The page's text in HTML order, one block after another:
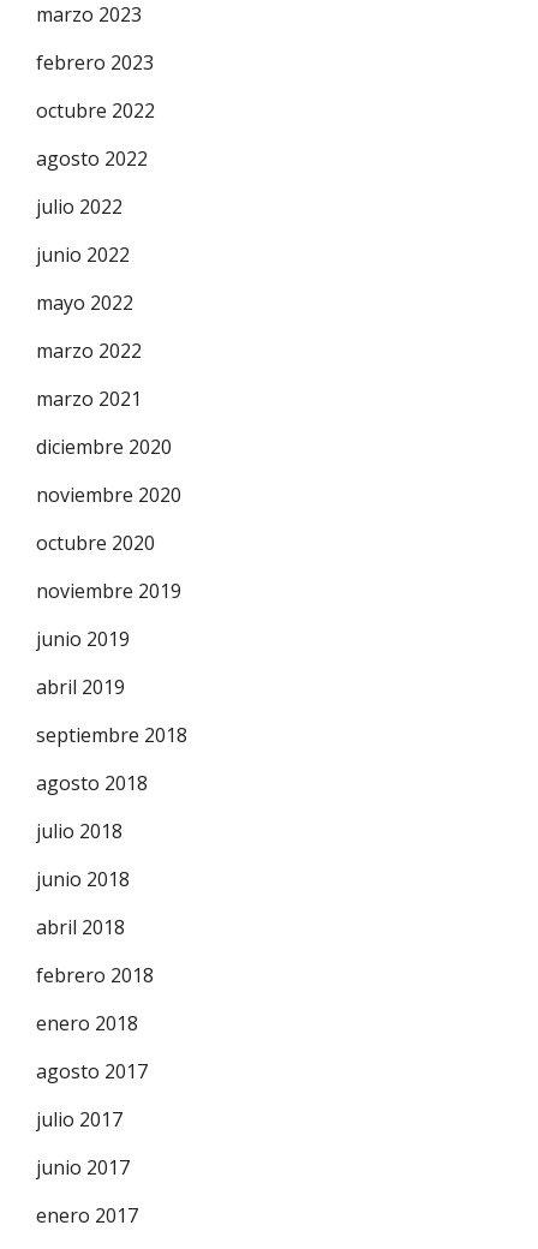
marzo 2023
febrero 2023
octubre 2022
agosto 2022
julio 2022
junio 2022
mayo 2022
marzo 2022
marzo 2021
diciembre 2020
noviembre 2020
octubre 2020
noviembre 2019
junio 2019
abril 2019
septiembre 2018
agosto 2018
julio 2018
junio 2018
abril 2018
febrero 2018
enero 2018
agosto 2017
julio 2017
junio 2017
enero 2017